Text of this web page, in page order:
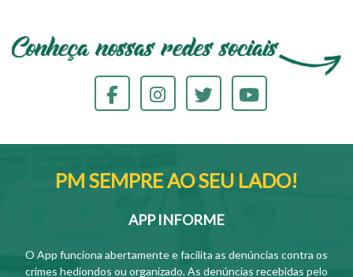
PM SEMPRE AO SEU LADO!
APP INFORME
O App funciona abertamente e facilita as denúncias contra os
crimes hediondos ou organizado. As denúncias recebidas pelo